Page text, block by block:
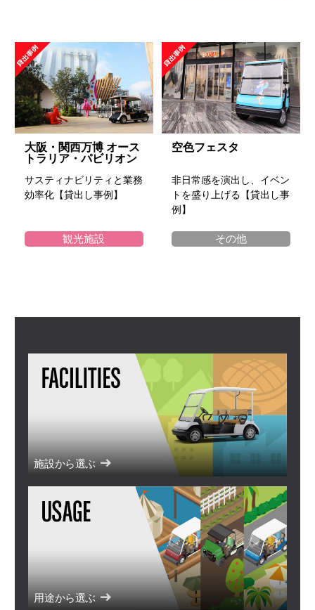
大阪・関西万博 オース
トラリア・パビリオン
サスティナビリティと業務
効率化【貸出し事例】
観光施設
空色フェスタ
非日常感を演出し、イベン
トを盛り上げる【貸出し事
例】
その他
施設から選ぶ
用途から選ぶ